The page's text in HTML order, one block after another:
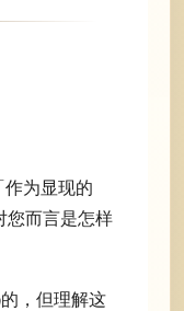
为显现的
您而言是怎样
，但理解这